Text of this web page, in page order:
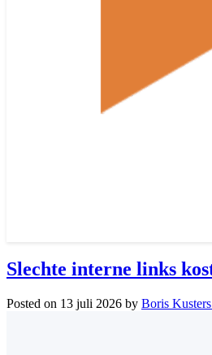
Slechte interne links
Posted on 13 juli 2026 by Boris